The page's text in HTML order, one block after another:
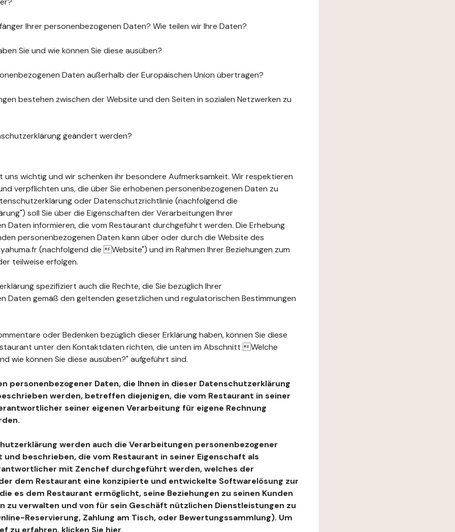
Ihrer personenbezogenen Daten? Wie teilen wir Ihre Daten?
Sie und wie können Sie diese ausüben?
Daten außerhalb der Europäischen Union übertragen?
bestehen zwischen der Website und den Seiten in sozialen Netzwerken zu
geändert werden?
uns wichtig und wir schenken ihr besondere Aufmerksamkeit. Wir respektieren
verpflichten uns, die über Sie erhobenen personenbezogenen Daten zu
oder Datenschutzrichtlinie (nachfolgend die
soll Sie über die Eigenschaften der Verarbeitungen Ihrer
Daten informieren, die vom Restaurant durchgeführt werden. Die Erhebung
personenbezogenen Daten kann über oder durch die Website des
(nachfolgend die Website") und im Rahmen Ihrer Beziehungen zum
teilweise erfolgen.
spezifiziert auch die Rechte, die Sie bezüglich Ihrer
Daten gemäß den geltenden gesetzlichen und regulatorischen Bestimmungen
oder Bedenken bezüglich dieser Erklärung haben, können Sie diese
unter den Kontaktdaten richten, die unten im Abschnitt Welche
wie können Sie diese ausüben?" aufgeführt sind.
personenbezogener Daten, die Ihnen in dieser Datenschutzerklärung
werden, betreffen diejenigen, die vom Restaurant in seiner
seiner eigenen Verarbeitung für eigene Rechnung
werden auch die Verarbeitungen personenbezogener
beschrieben, die vom Restaurant in seiner Eigenschaft als
mit Zenchef durchgeführt werden, welches der
dem Restaurant eine konzipierte und entwickelte Softwarelösung zur
es dem Restaurant ermöglicht, seine Beziehungen zu seinen Kunden
zu verwalten und von für sein Geschäft nützlichen Dienstleistungen zu
Reservierung, Zahlung am Tisch, oder Bewertungssammlung). Um
zu erfahren, klicken Sie hier.